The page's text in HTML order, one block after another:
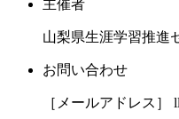
主催者
山梨県生涯学習推進
お問い合わせ
［メールアドレス］